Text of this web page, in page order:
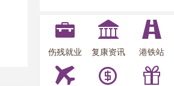
伤残就业 复康资讯 港铁站